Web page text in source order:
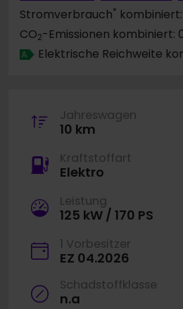
Stromverbrauch*
CO2-Emissionen kombiniert:
A Elektrische Reichweite
Jahreswagen
10 km
Kraftstoffart
Elektro
Leistung
125 kW / 170 PS
1 Vorbesitzer
EZ 04.2026
Schadstoffklasse
n.a